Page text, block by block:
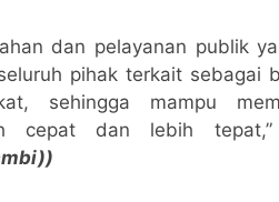
dan pelayanan publik
pihak terkait sebagai
sehingga mampu
cepat dan lebih